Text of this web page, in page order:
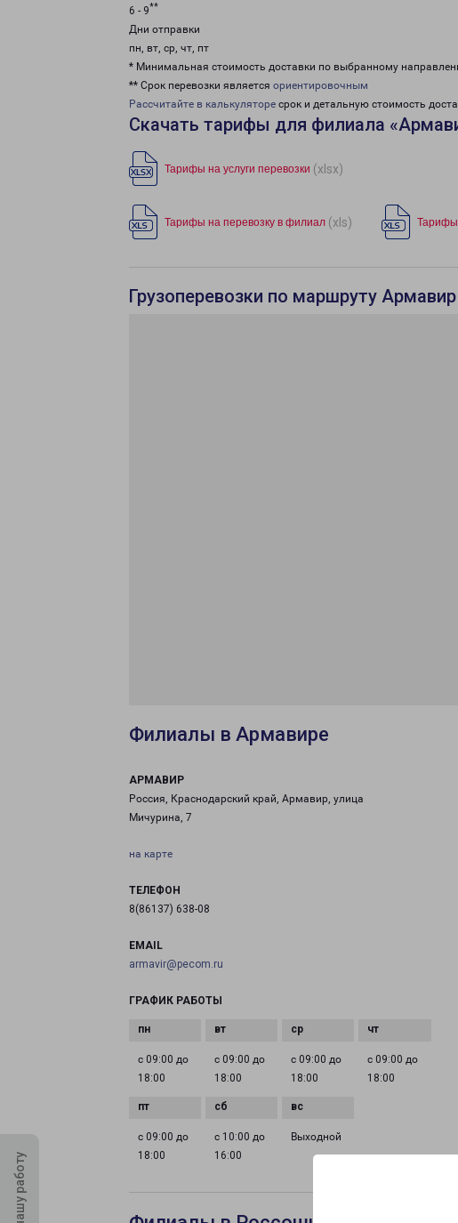
6 - 9**
Дни отправки
пн, вт, ср, чт, пт
* Минимальная стоимость доставки по выбранному
** Срок перевозки является ориентировочным
Рассчитайте в калькуляторе срок и детальную стоимость
Скачать тарифы для филиала
Тарифы на услуги перевозки (xlsx)
Тарифы на перевозку в филиал (xls) Тарифы
Грузоперевозки по маршруту
Филиалы в Армавире
АРМАВИР
Россия, Краснодарский край, Армавир, улица
Мичурина, 7
на карте
ТЕЛЕФОН
8(86137) 638-08
EMAIL
armavir@pecom.ru
ГРАФИК РАБОТЫ
с 09:00 до
18:00
с 09:00 до
18:00
с 09:00 до
18:00
с 09:00 до
18:00
с 09:00 до
18:00
с 10:00 до
16:00
Выходной